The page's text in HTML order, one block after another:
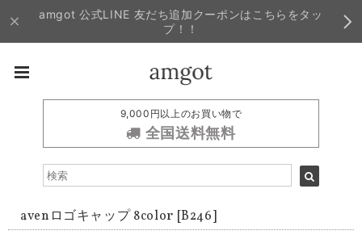
amgot 公式LINE 友だち追加クーポンはこちらをタッ
プ！！
9,000円以上のお買い物で
全国送料無料
avenロゴキャップ 8color [B246]